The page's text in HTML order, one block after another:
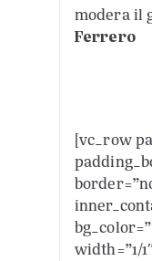
modera il
Ferrero
[vc_row
width=”1/